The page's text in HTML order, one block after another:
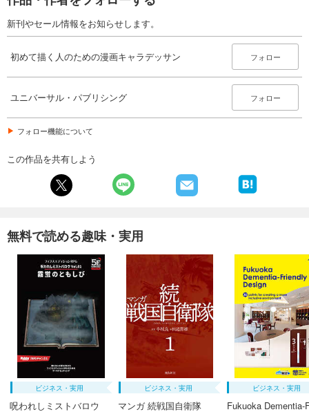
新刊やセール情報をお知らせします。
初めて描く人のための漫画キャラデッサン フォロー
ユニバーサル・パブリシング フォロー
フォロー機能について
この作品を共有しよう
無料で読める趣味・実用
ビジネス・実用
呪われしミストバロウ
ビジネス・実用
マンガ 続戦国自衛隊
ビジネス・実用
Fukuoka Dementia-